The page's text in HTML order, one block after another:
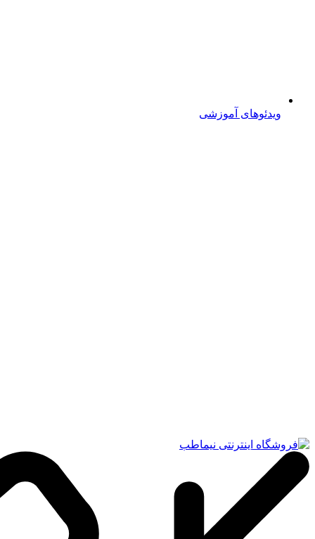
ویدئوهای آموزشی